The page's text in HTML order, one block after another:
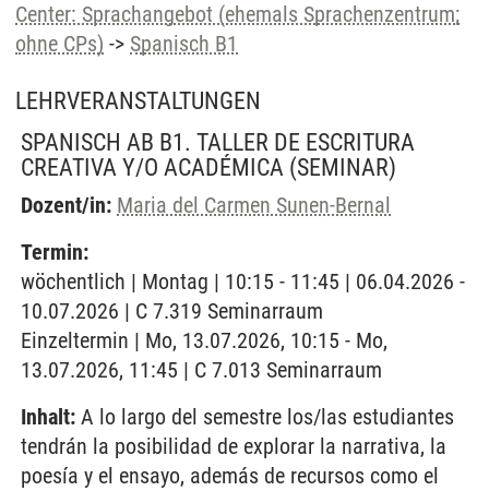
Center: Sprachangebot (ehemals Sprachenzentrum;
ohne CPs) -> Spanisch B1
LEHRVERANSTALTUNGEN
SPANISCH AB B1. TALLER DE ESCRITURA
CREATIVA Y/O ACADÉMICA (SEMINAR)
Dozent/in: Maria del Carmen Sunen-Bernal
Termin:
wöchentlich | Montag | 10:15 - 11:45 | 06.04.2026 -
10.07.2026 | C 7.319 Seminarraum
Einzeltermin | Mo, 13.07.2026, 10:15 - Mo,
13.07.2026, 11:45 | C 7.013 Seminarraum
Inhalt: A lo largo del semestre los/las estudiantes
tendrán la posibilidad de explorar la narrativa, la
poesía y el ensayo, además de recursos como el